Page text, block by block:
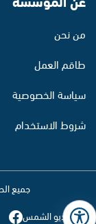
من نحن
طاقم العمل
سياسة الخصوصية
شروط الاستخدام
جميع
تابع راديو الشمس